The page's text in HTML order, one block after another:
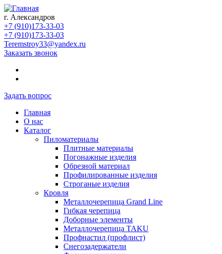
г. Александров
+7 (910)173-33-03
+7 (910)173-33-03
Teremstroy33@yandex.ru
Заказать звонок
Задать вопрос
Главная
О нас
Каталог
Пиломатериалы
Плитные материалы
Погонажные изделия
Обрезной материал
Профилированные изделия
Строганые изделия
Кровля
Металлочерепица Grand Line
Гибкая черепица
Доборные элементы
Металлочерепица TAKU
Профнастил (профлист)
Снегозадержатели